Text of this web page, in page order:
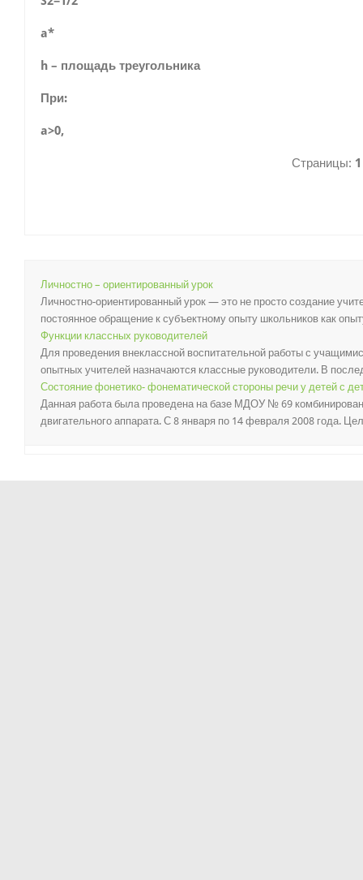
a*
h – площадь треугольника
При:
a>0,
Страницы: 1
Личностно – ориентированный урок
Личностно-ориентированный урок — это не просто создание
постоянное обраще­ние к субъектному опыту школьников как
Функции классных руководителей
Для проведения внеклассной воспитательной работы с
опытных учителей назначаются классные руководители. В
Состояние фонетико- фонематической стороны речи у детей с
Данная работа была проведена на базе МДОУ № 69
двигательного аппарата. С 8 января по 14 февраля 2008 года.